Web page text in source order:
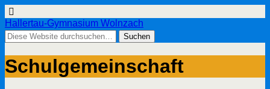
Hallertau-Gymnasium Wolnzach
Schulgemeinschaft